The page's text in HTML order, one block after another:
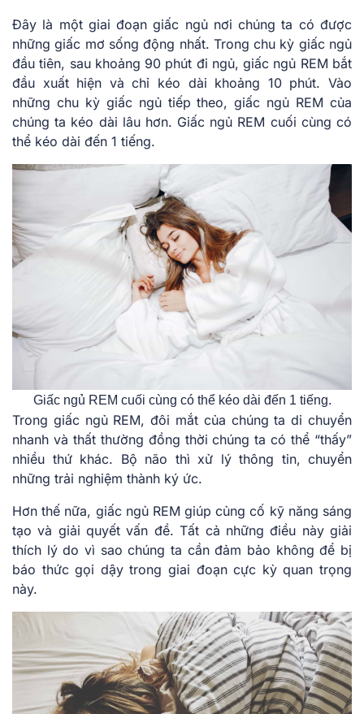
Đây là một giai đoạn giấc ngủ nơi chúng ta có được
những giấc mơ sống động nhất. Trong chu kỳ giấc ngủ
đầu tiên, sau khoảng 90 phút đi ngủ, giấc ngủ REM bắt
đầu xuất hiện và chỉ kéo dài khoảng 10 phút. Vào
những chu kỳ giấc ngủ tiếp theo, giấc ngủ REM của
chúng ta kéo dài lâu hơn. Giấc ngủ REM cuối cùng có
thể kéo dài đến 1 tiếng.
Giấc ngủ REM cuối cùng có thể kéo dài đến 1 tiếng.
Trong giấc ngủ REM, đôi mắt của chúng ta di chuyển
nhanh và thất thường đồng thời chúng ta có thể “thấy”
nhiều thứ khác. Bộ não thì xử lý thông tin, chuyển
những trải nghiệm thành ký ức.
Hơn thế nữa, giấc ngủ REM giúp củng cố kỹ năng sáng
tạo và giải quyết vấn đề. Tất cả những điều này giải
thích lý do vì sao chúng ta cần đảm bảo không để bị
báo thức gọi dậy trong giai đoạn cực kỳ quan trọng
này.